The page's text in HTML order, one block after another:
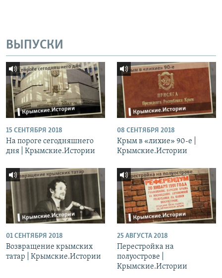
ВЫПУСКИ
15 СЕНТЯБРЯ 2018
На пороге сегодняшнего
дня | Крымские.Истории
08 СЕНТЯБРЯ 2018
Крым в «лихие» 90-е |
Крымские.Истории
01 СЕНТЯБРЯ 2018
Возвращение крымских
татар | Крымские.Истории
25 АВГУСТА 2018
Перестройка на
полуострове |
Крымские.Истории